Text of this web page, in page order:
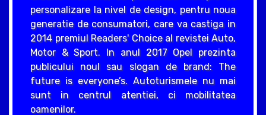
personalizare la nivel de design, pentru noua
generatie de consumatori, care va castiga in
2014 premiul Readers' Choice al revistei Auto,
Motor & Sport. In anul 2017 Opel prezinta
publicului noul sau slogan de brand: The
future is everyone’s. Autoturismele nu mai
sunt in centrul atentiei, ci mobilitatea
oamenilor.